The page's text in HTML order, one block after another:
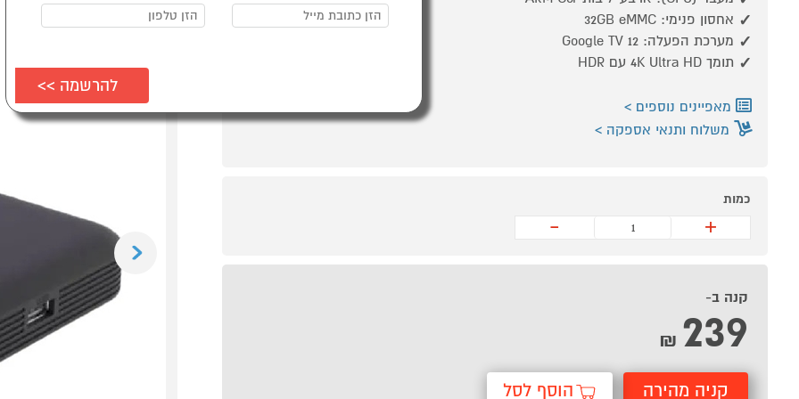
Previous
אחסון פנימי: 32GB eMMC
מערכת הפעלה: Google TV 12
תומך 4K Ultra HD עם HDR
מאפיינים נוספים
משלוח ותנאי אספקה
כמות
+
-
קנה ב-
239
₪
קניה מהירה הוסף לסל